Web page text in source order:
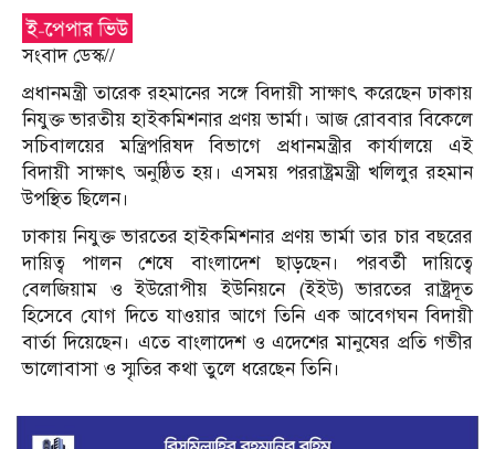
সংবাদ ডেস্ক//
প্রধানমন্ত্রী তারেক রহমানের সঙ্গে বিদায়ী সাক্ষাৎ করেছেন ঢাকায়
নিযুক্ত ভারতীয় হাইকমিশনার প্রণয় ভার্মা। আজ রোববার বিকেলে
সচিবালয়ের মন্ত্রিপরিষদ বিভাগে প্রধানমন্ত্রীর কার্যালয়ে এই
বিদায়ী সাক্ষাৎ অনুষ্ঠিত হয়। এসময় পররাষ্ট্রমন্ত্রী খলিলুর রহমান
উপস্থিত ছিলেন।
ঢাকায় নিযুক্ত ভারতের হাইকমিশনার প্রণয় ভার্মা তার চার বছরের
দায়িত্ব পালন শেষে বাংলাদেশ ছাড়ছেন। পরবর্তী দায়িত্বে
বেলজিয়াম ও ইউরোপীয় ইউনিয়নে (ইইউ) ভারতের রাষ্ট্রদূত
হিসেবে যোগ দিতে যাওয়ার আগে তিনি এক আবেগঘন বিদায়ী
বার্তা দিয়েছেন। এতে বাংলাদেশ ও এদেশের মানুষের প্রতি গভীর
ভালোবাসা ও স্মৃতির কথা তুলে ধরেছেন তিনি।